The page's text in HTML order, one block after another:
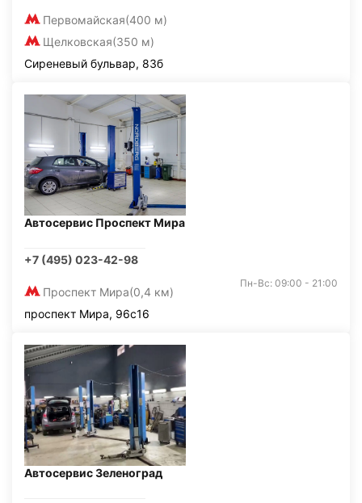
Первомайская(400 м)
Щелковская(350 м)
Сиреневый бульвар, 83б
Автосервис Проспект Мира
+7 (495) 023-42-98
Проспект Мира(0,4 км)
Пн-Вс: 09:00 - 21:00
проспект Мира, 96с16
Автосервис Зеленоград